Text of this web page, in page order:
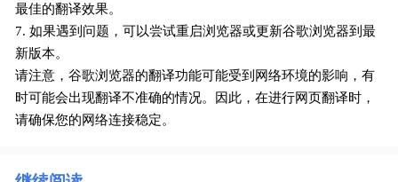
最佳的翻译效果。
7. 如果遇到问题，可以尝试重启浏览器或更新谷歌浏览器到最
新版本。
请注意，谷歌浏览器的翻译功能可能受到网络环境的影响，有
时可能会出现翻译不准确的情况。因此，在进行网页翻译时，
请确保您的网络连接稳定。